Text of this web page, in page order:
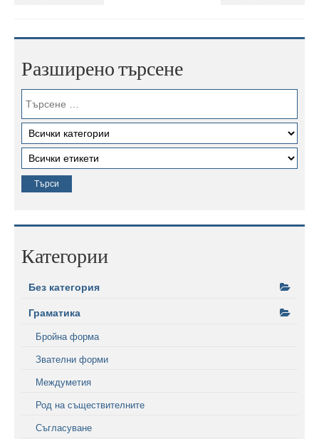
Разширено търсене
Категории
Без категория
Граматика
Бройна форма
Звателни форми
Междуметия
Род на съществителните
Съгласуване